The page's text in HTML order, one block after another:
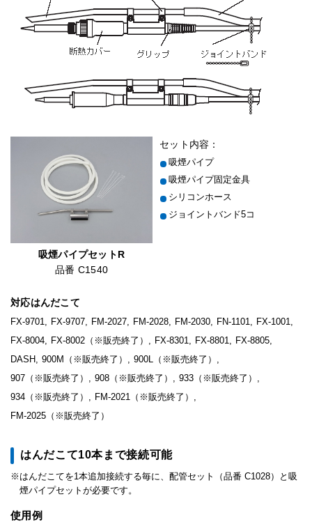
吸煙パイプセットR
品番 C1540
セット内容：
吸煙パイプ
吸煙パイプ固定金具
シリコンホース
ジョイントバンド5コ
対応はんだこて
FX-9701, FX-9707, FM-2027, FM-2028, FM-2030, FN-1101, FX-1001,
FX-8004, FX-8002 （※販売終了） , FX-8301, FX-8801, FX-8805,
DASH, 900M （※販売終了） , 900L （※販売終了） ,
907 （※販売終了） , 908 （※販売終了） , 933 （※販売終了） ,
934 （※販売終了） , FM-2021 （※販売終了） ,
FM-2025 （※販売終了）
はんだこて10本まで接続可能
はんだこてを1本追加接続する毎に、配管セット（品番 C1028）と吸
煙パイプセットが必要です。
使用例